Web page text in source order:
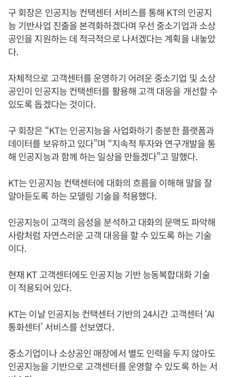
구 회장은 인공지능 컨택센터 서비스를 통해 KT의 인공지
능 기반사업 진출을 본격화하겠다며 우선 중소기업과 소상
공인을 지원하는 데 적극적으로 나서겠다는 계획을 내놓았
다.
자체적으로 고객센터를 운영하기 어려운 중소기업 및 소상
공인이 인공지능 컨택센터를 활용해 고객 대응을 개선할 수
있도록 돕겠다는 것이다.
구 회장은 “KT는 인공지능을 사업화하기 충분한 플랫폼과
데이터를 보유하고 있다”며 “지속적 투자와 연구개발을 통
해 인공지능과 함께 하는 일상을 만들겠다”고 말했다.
KT는 인공지능 컨택센터에 대화의 흐름을 이해해 말을 잘
알아듣도록 하는 모델링 기술을 적용했다.
인공지능이 고객의 음성을 분석하고 대화의 문맥도 파악해
사람처럼 자연스러운 고객 대응을 할 수 있도록 하는 기술
이다.
현재 KT 고객센터에도 인공지능 기반 능동복합대화 기술
이 적용되어 있다.
KT는 이날 인공지능 컨택센터 기반의 24시간 고객센터 ‘AI
통화센터’ 서비스를 선보였다.
중소기업이나 소상공인 매장에서 별도 인력을 두지 않아도
인공지능을 기반으로 고객센터를 운영할 수 있도록 하는 서